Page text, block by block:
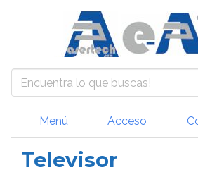
Menú Acceso
Televisor